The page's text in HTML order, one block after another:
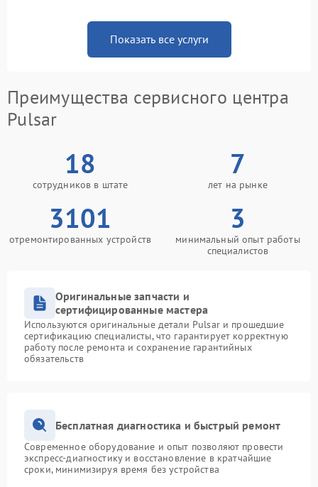
Показать все услуги
Преимущества сервисного центра
Pulsar
18
сотрудников в штате
7
лет на рынке
3101
отремонтированных устройств
3
минимальный опыт работы
специалистов
Оригинальные запчасти и
сертифицированные мастера
Используются оригинальные детали Pulsar и прошедшие
сертификацию специалисты, что гарантирует корректную
работу после ремонта и сохранение гарантийных
обязательств
Бесплатная диагностика и быстрый ремонт
Современное оборудование и опыт позволяют провести
экспресс-диагностику и восстановление в кратчайшие
сроки, минимизируя время без устройства